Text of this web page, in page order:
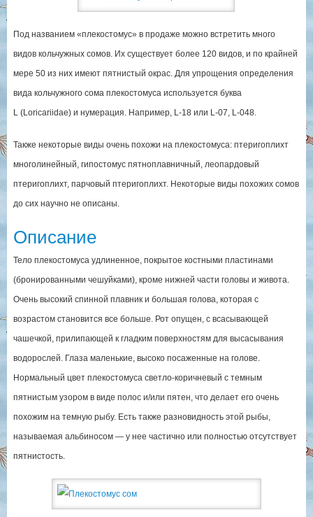
Под названием «плекостомус» в продаже можно встретить много
видов кольчужных сомов. Их существует более 120 видов, и по крайней
мере 50 из них имеют пятнистый окрас. Для упрощения определения
вида кольчужного сома плекостомуса используется буква
L (Loricariidae) и нумерация. Например, L-18 или L-07, L-048.
Также некоторые виды очень похожи на плекостомуса: птеригоплихт
многолинейный, гипостомус пятноплавничный, леопардовый
птеригоплихт, парчовый птеригоплихт. Некоторые виды похожих сомов
до сих научно не описаны.
Описание
Тело плекостомуса удлиненное, покрытое костными пластинами
(бронированными чешуйками), кроме нижней части головы и живота.
Очень высокий спинной плавник и большая голова, которая с
возрастом становится все больше. Рот опущен, с всасывающей
чашечкой, прилипающей к гладким поверхностям для высасывания
водорослей. Глаза маленькие, высоко посаженные на голове.
Нормальный цвет плекостомуса светло-коричневый с темным
пятнистым узором в виде полос и/или пятен, что делает его очень
похожим на темную рыбу. Есть также разновидность этой рыбы,
называемая альбиносом — у нее частично или полностью отсутствует
пятнистость.